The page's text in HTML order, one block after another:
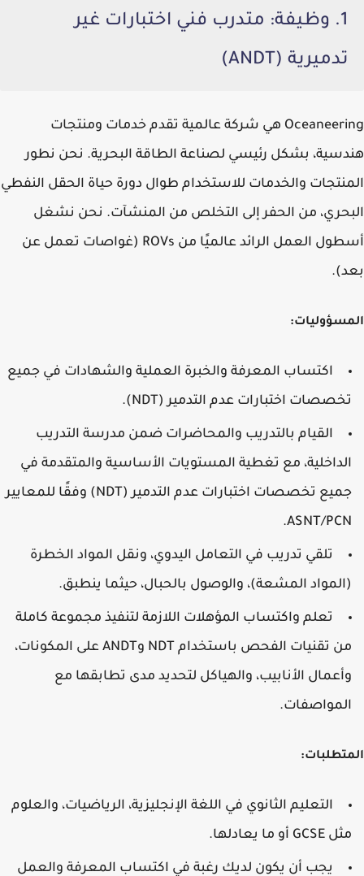
1. وظيفة: متدرب فني اختبارات غير
تدميرية (ANDT)
Oceaneering هي شركة عالمية تقدم خدمات ومنتجات
هندسية، بشكل رئيسي لصناعة الطاقة البحرية. نحن نطور
المنتجات والخدمات للاستخدام طوال دورة حياة الحقل النفطي
البحري، من الحفر إلى التخلص من المنشآت. نحن نشغل
أسطول العمل الرائد عالميًا من ROVs (غواصات تعمل عن
بعد).
المسؤوليات:
اكتساب المعرفة والخبرة العملية والشهادات في جميع
تخصصات اختبارات عدم التدمير (NDT).
القيام بالتدريب والمحاضرات ضمن مدرسة التدريب
الداخلية، مع تغطية المستويات الأساسية والمتقدمة في
جميع تخصصات اختبارات عدم التدمير (NDT) وفقًا للمعايير
ASNT/PCN.
تلقي تدريب في التعامل اليدوي، ونقل المواد الخطرة
(المواد المشعة)، والوصول بالحبال، حيثما ينطبق.
تعلم واكتساب المؤهلات اللازمة لتنفيذ مجموعة كاملة
من تقنيات الفحص باستخدام NDT وANDT على المكونات،
وأعمال الأنابيب، والهياكل لتحديد مدى تطابقها مع
المواصفات.
المتطلبات:
التعليم الثانوي في اللغة الإنجليزية، الرياضيات، والعلوم
مثل GCSE أو ما يعادلها.
يجب أن يكون لديك رغبة في اكتساب المعرفة والعمل